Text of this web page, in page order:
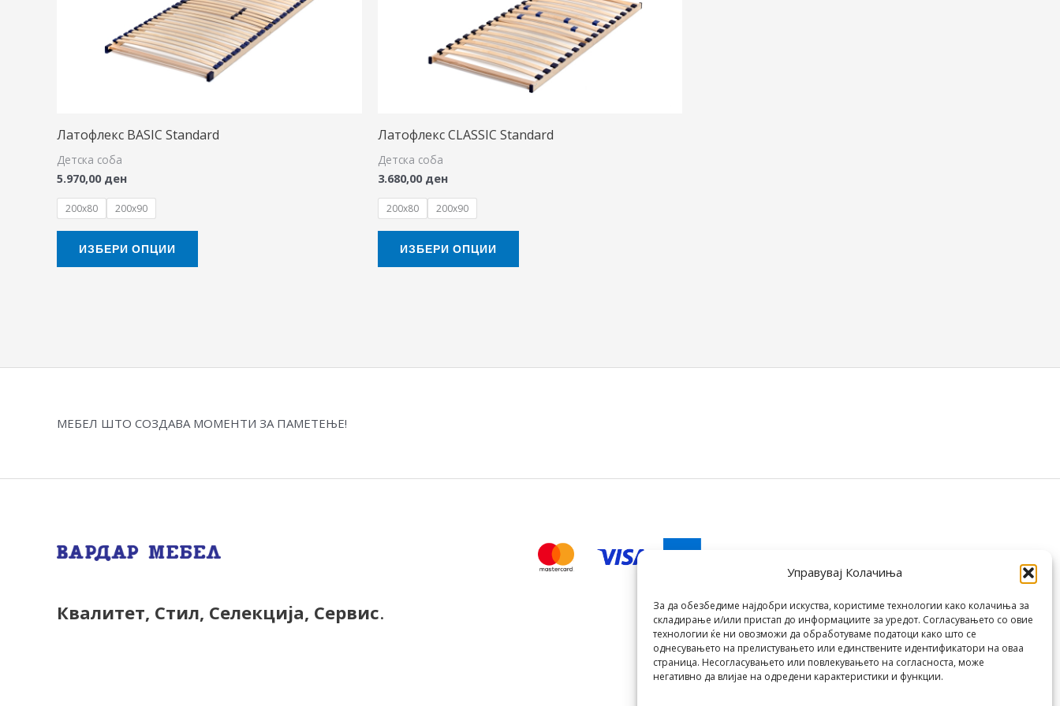
Управувај Колачиња
За да обезбедиме најдобри искуства, користиме технологии како колачиња за
складирање и/или пристап до информациите за уредот. Согласувањето со овие
технологии ќе ни овозможи да обработуваме податоци како што се
однесувањето на прелистувањето или единствените идентификатори на оваа
страница. Несогласувањето или повлекувањето на согласноста, може
негативно да влијае на одредени карактеристики и функции.
Латофлекс BASIC Standard
Детска соба
5.970,00 ден
200x80 200x90
ИЗБЕРИ ОПЦИИ
The
options
may
be
Латофлекс CLASSIC Standard
Детска соба
3.680,00 ден
200x80 200x90
ИЗБЕРИ ОПЦИИ
The
options
may
be
МЕБЕЛ ШТО СОЗДАВА МОМЕНТИ ЗА ПАМЕТЕЊЕ!
Квалитет, Стил, Селекција, Сервис.